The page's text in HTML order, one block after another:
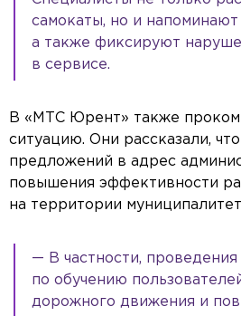
самокаты, но и
а также фиксируют
в сервисе.
В «МТС Юрент» также
ситуацию. Они рассказали,
предложений в адрес
повышения эффективности
на территории
— В частности,
по обучению
дорожного движения и